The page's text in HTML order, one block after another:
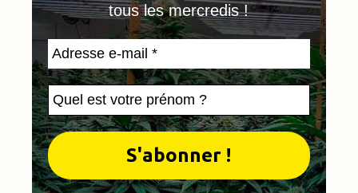
tous les mercredis !